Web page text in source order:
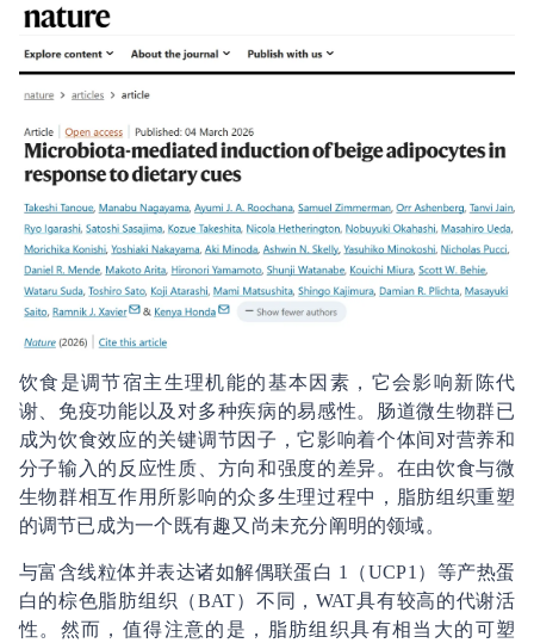
饮食是调节宿主生理机能的基本因素，它会影响新陈代
谢、免疫功能以及对多种疾病的易感性。肠道微生物群已
成为饮食效应的关键调节因子，它影响着个体间对营养和
分子输入的反应性质、方向和强度的差异。在由饮食与微
生物群相互作用所影响的众多生理过程中，脂肪组织重塑
的调节已成为一个既有趣又尚未充分阐明的领域。
与富含线粒体并表达诸如解偶联蛋白 1（UCP1）等产热蛋
白的棕色脂肪组织（BAT）不同，WAT具有较高的代谢活
性。然而，值得注意的是，脂肪组织具有相当大的可塑